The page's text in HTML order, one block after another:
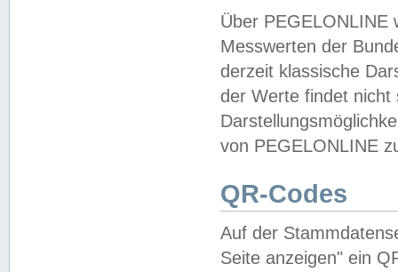
Über PEGELONLINE
Messwerten der
derzeit klassische
der Werte findet
von PEGELONLINE
QR-Codes
Auf der
Seite anzeigen" ein